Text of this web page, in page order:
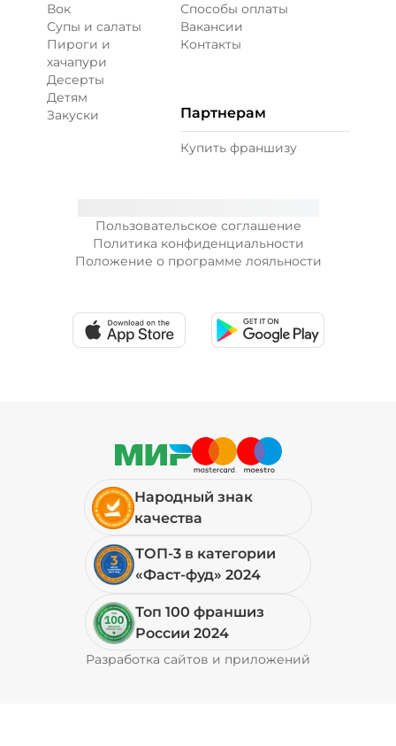
Пользовательское соглашение
Политика конфиденциальности
Положение о программе лояльности
Вок
Супы и салаты
Пироги и
хачапури
Десерты
Детям
Закуски
Способы оплаты
Вакансии
Контакты
Партнерам
Купить франшизу
Народный знак
качества
ТОП-3 в категории
«Фаст-фуд» 2024
Топ 100 франшиз
России 2024
Разработка сайтов и приложений
Pyrobyte